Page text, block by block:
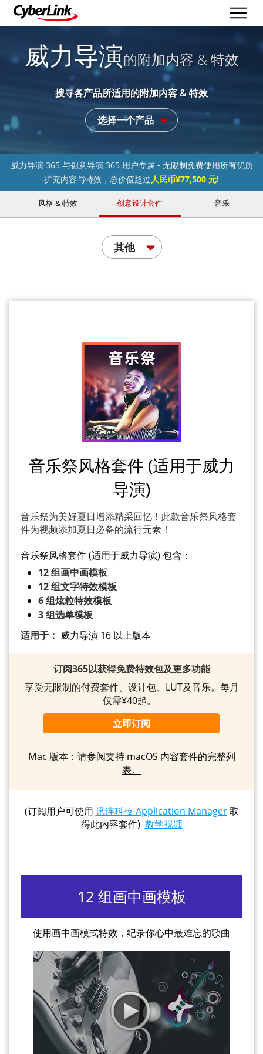
威力导演的附加内容 & 特效
搜寻各产品所适用的附加内容 & 特效
选择一个产品
威力导演 365与创意导演 365用户专属 - 无限制免费使用所有优质
扩充内容与特效，总价值超过人民币¥77,500 元!
风格 & 特效 创意设计套件 音乐
其他
音乐祭风格套件 (适用于威力
导演)
音乐祭为美好夏日增添精采回忆！此款音乐祭风格套
件为视频添加夏日必备的流行元素！
音乐祭风格套件 (适用于威力导演) 包含：
12 组画中画模板
12 组文字特效模板
6 组炫粒特效模板
3 组选单模板
适用于： 威力导演 16 以上版本
订阅365以获得免费特效包及更多功能
享受无限制的付费套件、设计包、LUT及音乐。每月
仅需¥40起。
立即订阅
Mac 版本： 请参阅支持 macOS 内容套件的完整列
表。
(订阅用户可使用 讯连科技 Application Manager取
得此内容套件) 教学视频
12 组画中画模板
使用画中画模式特效，纪录你心中最难忘的歌曲